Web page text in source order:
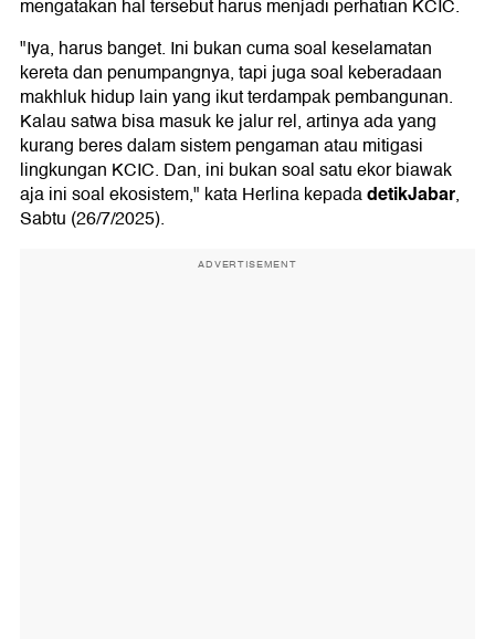
mengatakan hal tersebut harus menjadi perhatian KCIC.
"Iya, harus banget. Ini bukan cuma soal keselamatan
kereta dan penumpangnya, tapi juga soal keberadaan
makhluk hidup lain yang ikut terdampak pembangunan.
Kalau satwa bisa masuk ke jalur rel, artinya ada yang
kurang beres dalam sistem pengaman atau mitigasi
lingkungan KCIC. Dan, ini bukan soal satu ekor biawak
aja ini soal ekosistem," kata Herlina kepadadetikJabar,
Sabtu (26/7/2025).
ADVERTISEMENT